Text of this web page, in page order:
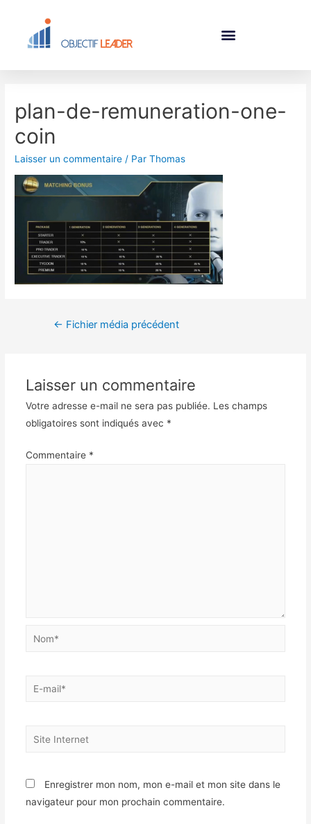
plan-de-remuneration-one-
coin
Laisser un commentaire / ParThomas
← Fichier média précédent
Laisser un commentaire
Votre adresse e-mail ne sera pas publiée. Les champs
obligatoires sont indiqués avec *
Commentaire *
Enregistrer mon nom, mon e-mail et mon site dans le
navigateur pour mon prochain commentaire.